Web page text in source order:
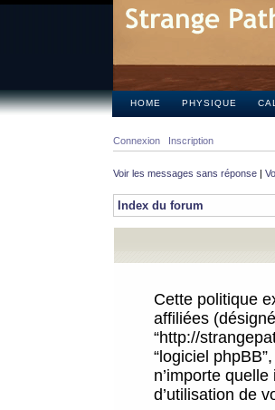
HOME PHYSIQUE
Connexion Inscription
Voir les messages sans réponse |
Index du forum
Cette politique
affiliées
“http://
“logiciel
n’importe
d’utilisation de